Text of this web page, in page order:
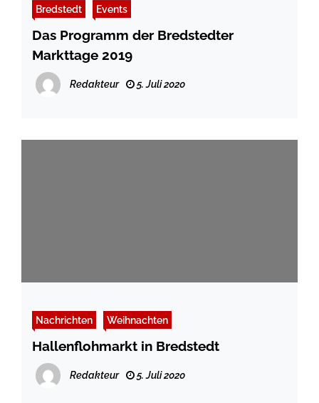
Bredstedt Events
Das Programm der Bredstedter
Markttage 2019
Redakteur 5. Juli 2020
Nachrichten Weihnachten
Hallenflohmarkt in Bredstedt
Redakteur 5. Juli 2020